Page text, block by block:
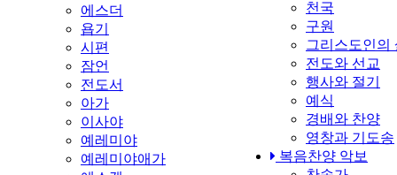
에스더
욥기
시편
잠언
전도서
아가
이사야
예레미야
예레미야애가
천국
구원
그리스도인의
전도와 선교
행사와 절기
예식
경배와 찬양
영창과 기도송
복음찬양 악보